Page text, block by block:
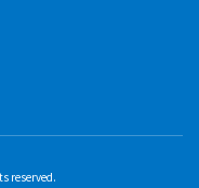
reserved.